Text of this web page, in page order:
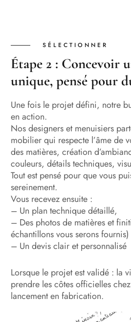
SÉLECTIONNER
Étape 2 : Concevoir
unique, pensé pour
Une fois le projet défini, notre
en action.
Nos designers et menuisiers
mobilier qui respecte l’âme de
des matières, création
couleurs, détails techniques,
Tout est pensé pour que vous
sereinement.
Vous recevez ensuite :
– Un plan technique détaillé,
– Des photos de matières et
échantillons vous serons fournis)
– Un devis clair et personnalisé
Lorsque le projet est validé : la
prendre les côtes officielles
lancement en fabrication.